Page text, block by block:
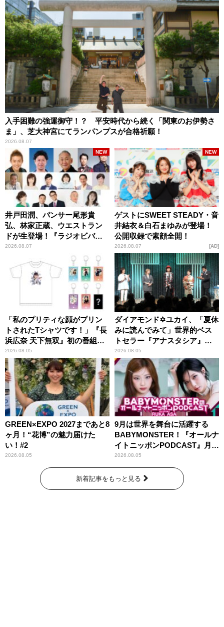
入手困難の強運御守！？ 平安時代から続く「関東のお伊勢さ
ま」、芝大神宮にてランパンプスが合格祈願！
2026.08.07
井戸田潤、パンサー尾形貴
弘、林家正蔵、ウエストラン
ドが生登場！『ラジオビバリ
ー昼ズ』
2026.08.07
NEW
ゲストにSWEET STEADY・音
井結衣＆白石まゆみが登場！
公開収録で素顔全開！
2026.08.07
NEW
AD
「私のプリティな顔がプリン
トされたTシャツです！」『長
浜広奈 天下無双』初の番組グ
ッズ発売
2026.08.05
ダイアモンド✡ユカイ、「夏休
みに読んでみて」世界的ベス
トセラー『アナスタシア』を
紹介
2026.08.05
GREEN×EXPO 2027まであと8
ヶ月！“花博”の魅力届けた
い！#2
2026.08.05
9月は世界を舞台に活躍する
BABYMONSTER！『オールナ
イトニッポンPODCAST』月替
わりパーソナリティ
2026.08.05
新着記事をもっと見る